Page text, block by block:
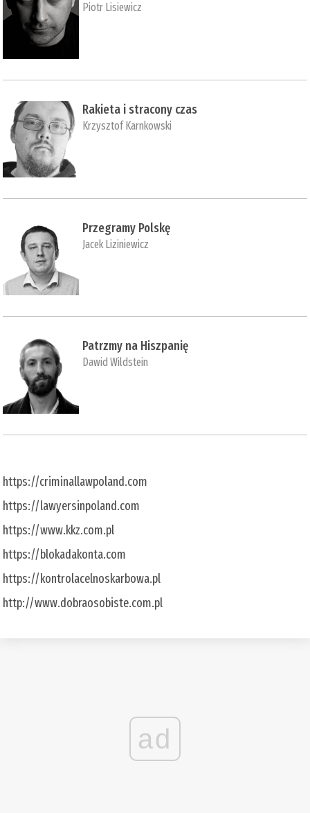
Piotr Lisiewicz
Rakieta i stracony czas
Krzysztof Karnkowski
Przegramy Polskę
Jacek Liziniewicz
Patrzmy na Hiszpanię
Dawid Wildstein
https://criminallawpoland.com
https://lawyersinpoland.com
https://www.kkz.com.pl
https://blokadakonta.com
https://kontrolacelnoskarbowa.pl
http://www.dobraosobiste.com.pl
ad